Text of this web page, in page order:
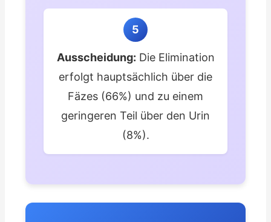
5
Ausscheidung: Die Elimination
erfolgt hauptsächlich über die
Fäzes (66%) und zu einem
geringeren Teil über den Urin
(8%).